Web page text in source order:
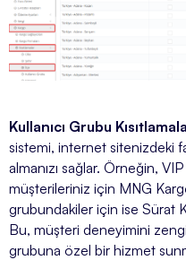
Kullanıcı Grubu
sistemi, internet sitenizdeki
almanızı sağlar. Örneğin,
müşterileriniz için MNG
grubundakiler için ise Sürat
Bu, müşteri deneyimini
grubuna özel bir hizmet